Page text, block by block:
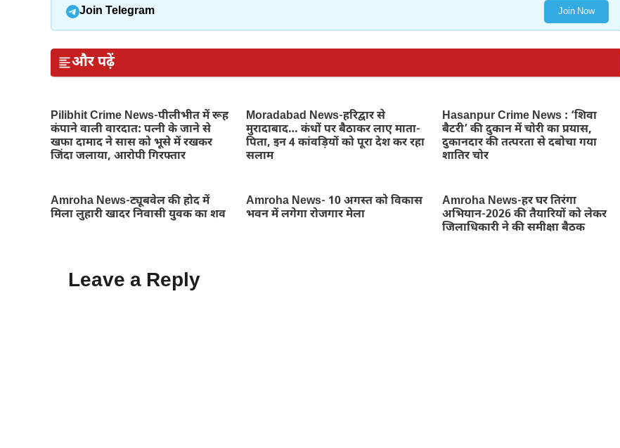
Join Telegram Join Now
और पढ़ें
Pilibhit Crime News-पीलीभीत में रूह
कंपाने वाली वारदात: पत्नी के जाने से
खफा दामाद ने सास को भूसे में रखकर
जिंदा जलाया, आरोपी गिरफ्तार
Moradabad News-हरिद्वार से
मुरादाबाद… कंधों पर बैठाकर लाए माता-
पिता, इन 4 कांवड़ियों को पूरा देश कर रहा
सलाम
Hasanpur Crime News : ‘शिवा
बैटरी’ की दुकान में चोरी का प्रयास,
दुकानदार की तत्परता से दबोचा गया
शातिर चोर
Amroha News-ट्यूबवेल की होद में
मिला लुहारी खादर निवासी युवक का शव
Amroha News- 10 अगस्त को विकास
भवन में लगेगा रोजगार मेला
Amroha News-हर घर तिरंगा
अभियान-2026 की तैयारियों को लेकर
जिलाधिकारी ने की समीक्षा बैठक
Leave a Reply